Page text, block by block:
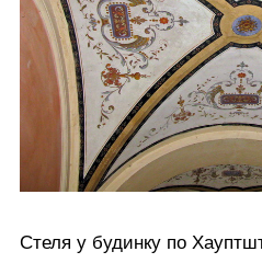
Стеля у будинку по